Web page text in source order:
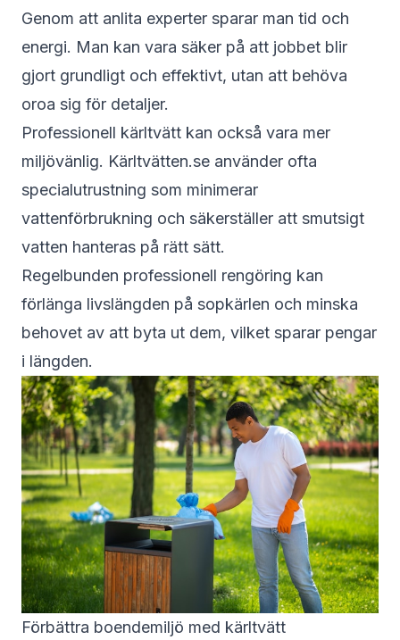
Genom att anlita experter sparar man tid och
energi. Man kan vara säker på att jobbet blir
gjort grundligt och effektivt, utan att behöva
oroa sig för detaljer.
Professionell kärltvätt kan också vara mer
miljövänlig. Kärltvätten.se använder ofta
specialutrustning som minimerar
vattenförbrukning och säkerställer att smutsigt
vatten hanteras på rätt sätt.
Regelbunden professionell rengöring kan
förlänga livslängden på sopkärlen och minska
behovet av att byta ut dem, vilket sparar pengar
i längden.
Förbättra boendemiljö med kärltvätt